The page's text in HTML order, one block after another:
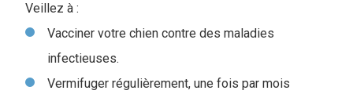
Veillez à :
Vacciner votre chien contre des maladies
infectieuses.
Vermifuger régulièrement, une fois par mois